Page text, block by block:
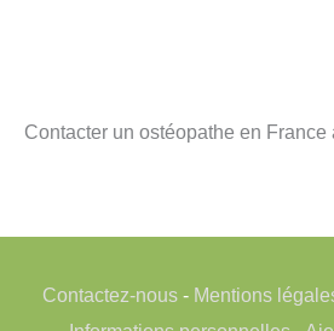
Contacter un ostéopathe en France
Contactez-nous- Mentions